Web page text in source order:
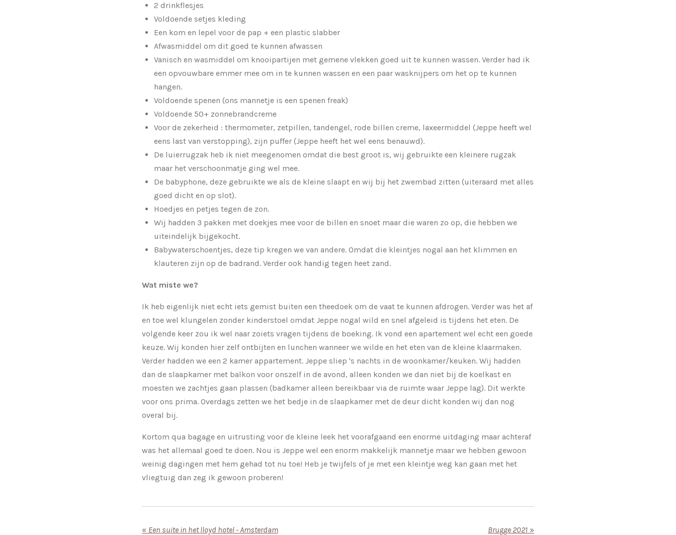
2 drinkflesjes
Voldoende setjes kleding
Een kom en lepel voor de pap + een plastic slabber
Afwasmiddel om dit goed te kunnen afwassen
Vanisch en wasmiddel om knooipartijen met gemene vlekken goed uit te kunnen wassen. Verder had ik
een opvouwbare emmer mee om in te kunnen wassen en een paar wasknijpers om het op te kunnen
hangen.
Voldoende spenen (ons mannetje is een spenen freak)
Voldoende 50+ zonnebrandcreme
Voor de zekerheid : thermometer, zetpillen, tandengel, rode billen creme, laxeermiddel (Jeppe heeft wel
eens last van verstopping), zijn puffer (Jeppe heeft het wel eens benauwd).
De luierrugzak heb ik niet meegenomen omdat die best groot is, wij gebruikte een kleinere rugzak
maar het verschoonmatje ging wel mee.
De babyphone, deze gebruikte we als de kleine slaapt en wij bij het zwembad zitten (uiteraard met alles
goed dicht en op slot).
Hoedjes en petjes tegen de zon.
Wij hadden 3 pakken met doekjes mee voor de billen en snoet maar die waren zo op, die hebben we
uiteindelijk bijgekocht.
Babywaterschoentjes, deze tip kregen we van andere. Omdat die kleintjes nogal aan het klimmen en
klauteren zijn op de badrand. Verder ook handig tegen heet zand.
Wat miste we?
Ik heb eigenlijk niet echt iets gemist buiten een theedoek om de vaat te kunnen afdrogen. Verder was het af
en toe wel klungelen zonder kinderstoel omdat Jeppe nogal wild en snel afgeleid is tijdens het eten. De
volgende keer zou ik wel naar zoiets vragen tijdens de boeking. Ik vond een apartement wel echt een goede
keuze. Wij konden hier zelf ontbijten en lunchen wanneer we wilde en het eten van de kleine klaarmaken.
Verder hadden we een 2 kamer appartement. Jeppe sliep 's nachts in de woonkamer/keuken. Wij hadden
dan de slaapkamer met balkon voor onszelf in de avond, alleen konden we dan niet bij de koelkast en
moesten we zachtjes gaan plassen (badkamer alleen bereikbaar via de ruimte waar Jeppe lag). Dit werkte
voor ons prima. Overdags zetten we het bedje in de slaapkamer met de deur dicht konden wij dan nog
overal bij.
Kortom qua bagage en uitrusting voor de kleine leek het voorafgaand een enorme uitdaging maar achteraf
was het allemaal goed te doen. Nou is Jeppe wel een enorm makkelijk mannetje maar we hebben gewoon
weinig dagingen met hem gehad tot nu toe! Heb je twijfels of je met een kleintje weg kan gaan met het
vliegtuig dan zeg ik gewoon proberen!
« Een suite in het lloyd hotel - Amsterdam Brugge 2021 »